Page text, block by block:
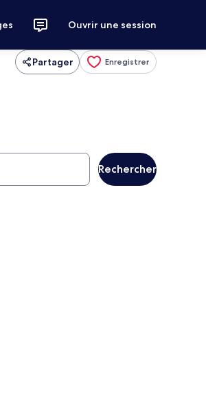
Ouvrir une session
Partager Enregistrer
Rechercher